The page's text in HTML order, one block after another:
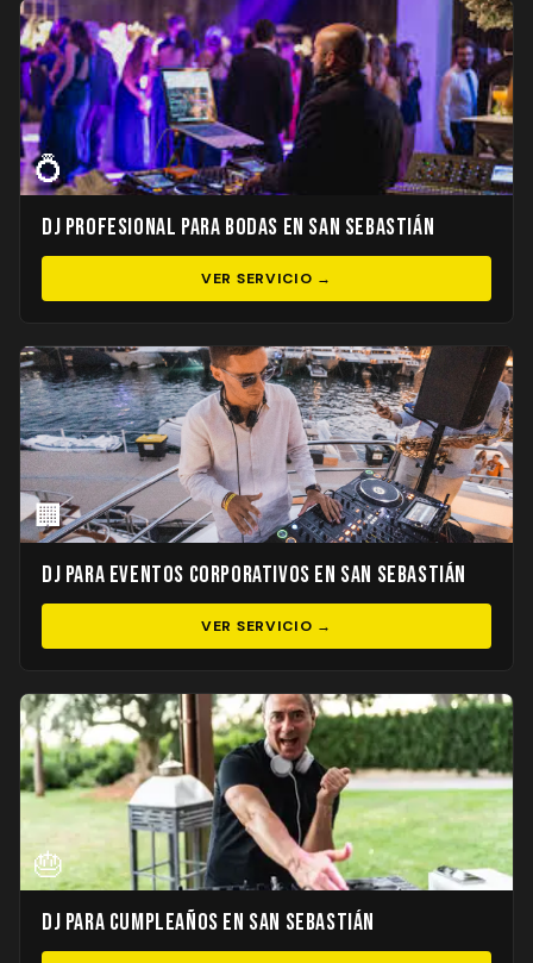
💍
DJ Profesional para Bodas en San Sebastián
VER SERVICIO →
🏢
DJ para Eventos Corporativos en San Sebastián
VER SERVICIO →
🎂
DJ para Cumpleaños en San Sebastián